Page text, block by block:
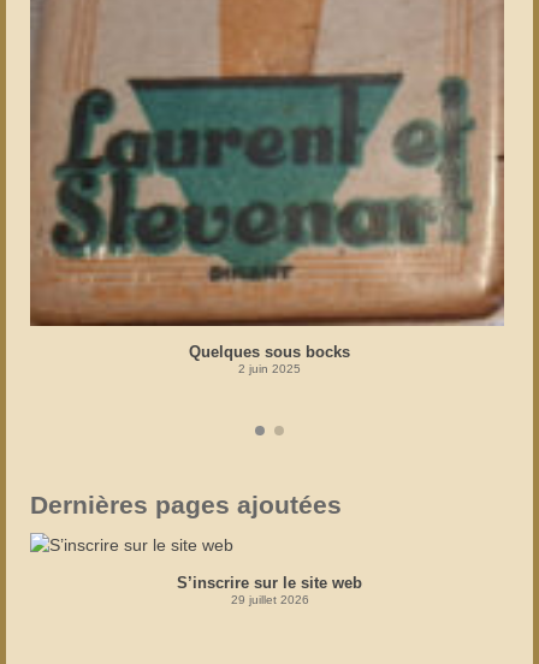
Quelques sous bocks
2 juin 2025
Dernières pages ajoutées
S’inscrire sur le site web
29 juillet 2026